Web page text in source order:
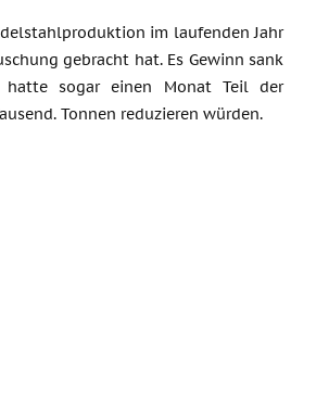
im laufenden Jahr
gebracht hat. Es Gewinn sank
hatte sogar einen Monat Teil der
Tonnen reduzieren würden.